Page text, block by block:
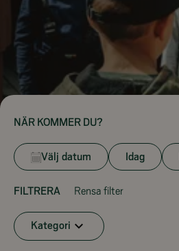
NÄR KOMMER DU?
Välj datum Idag
FILTRERA Rensa filter
Kategori